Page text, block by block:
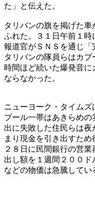
た」と伝えた。
タリバンの旗を掲げた
ふれた。３１日午前１時
報道官がＳＮＳを通じ「
タリバンの隊員らはカブ
時間ほど続いた爆発音
ならなかった。
ニューヨーク・タイム
ブール一帯はあきらめ
出に失敗した住民らは
まり現金を引き出すた
２８日に民間銀行の営
出し額を１週間２００
などの物価は急騰してい